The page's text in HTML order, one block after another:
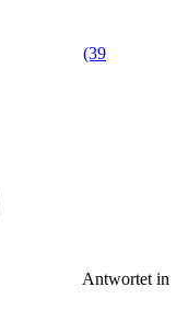
(39
Antwortet in